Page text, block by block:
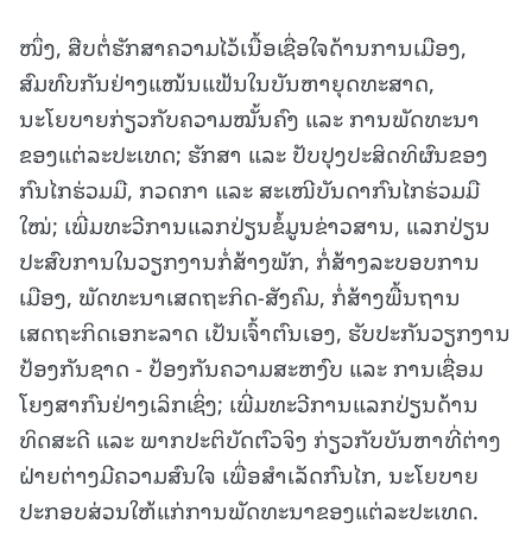
ໜຶ່ງ, ສືບຕໍ່ຮັກສາຄວາມໄວ້ເນື້ອເຊື່ອໃຈດ້ານການເມືອງ,
ສົມທົບກັນຢ່າງແໜ້ນແຟ້ນໃນບັນຫາຍຸດທະສາດ,
ນະໂຍບາຍກ່ຽວກັບຄວາມໝັ້ນຄົງ ແລະ ການພັດທະນາ
ຂອງແຕ່ລະປະເທດ; ຮັກສາ ແລະ ປັບປຸງປະສິດທິຜົນຂອງ
ກົນໄກຮ່ວມມື, ກວດກາ ແລະ ສະເໜີບັນດາກົນໄກຮ່ວມມື
ໃໝ່; ເພີ່ມທະວີການແລກປ່ຽນຂໍ້ມູນຂ່າວສານ, ແລກປ່ຽນ
ປະສົບການໃນວຽກງານກໍ່ສ້າງພັກ, ກໍ່ສ້າງລະບອບການ
ເມືອງ, ພັດທະນາເສດຖະກິດ-ສັງຄົມ, ກໍ່ສ້າງພື້ນຖານ
ເສດຖະກິດເອກະລາດ ເປັນເຈົ້າຕົນເອງ, ຮັບປະກັນວຽກງານ
ປ້ອງກັນຊາດ - ປ້ອງກັນຄວາມສະຫງົບ ແລະ ການເຊື່ອມ
ໂຍງສາກົນຢ່າງເລິກເຊິ່ງ; ເພີ່ມທະວີການແລກປ່ຽນດ້ານ
ທິດສະດີ ແລະ ພາກປະຕິບັດຕົວຈິງ ກ່ຽວກັບບັນຫາທີ່ຕ່າງ
ຝ່າຍຕ່າງມີຄວາມສົນໃຈ ເພື່ອສໍາເລັດກົນໄກ, ນະໂຍບາຍ
ປະກອບສ່ວນໃຫ້ແກ່ການພັດທະນາຂອງແຕ່ລະປະເທດ.